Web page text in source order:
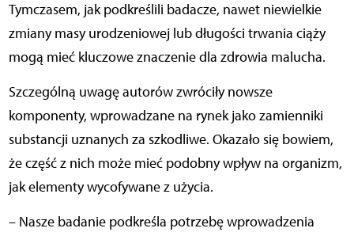
Tymczasem, jak podkreślili badacze, nawet niewielkie
zmiany masy urodzeniowej lub długości trwania ciąży
mogą mieć kluczowe znaczenie dla zdrowia malucha.
Szczególną uwagę autorów zwróciły nowsze
komponenty, wprowadzane na rynek jako zamienniki
substancji uznanych za szkodliwe. Okazało się bowiem,
że część z nich może mieć podobny wpływ na organizm,
jak elementy wycofywane z użycia.
– Nasze badanie podkreśla potrzebę wprowadzenia